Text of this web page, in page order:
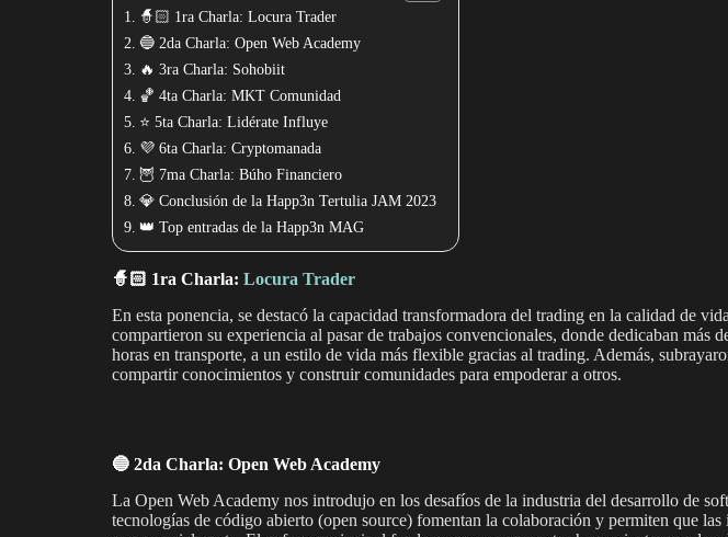
🧙🏻 1ra Charla: Locura Trader
🔵 2da Charla: Open Web Academy
🔥 3ra Charla: Sohobiit
🏀 4ta Charla: MKT Comunidad
⭐️ 5ta Charla: Lidérate Influye
💜 6ta Charla: Cryptomanada
🦉 7ma Charla: Búho Financiero
💎 Conclusión de la Happ3n Tertulia JAM 2023
👑 Top entradas de la Happ3n MAG
🧙🏻 1ra Charla: Locura Trader
En esta ponencia, se destacó la capacidad transformadora del trading en la calidad de
compartieron su experiencia al pasar de trabajos convencionales, donde dedicaban más
horas en transporte, a un estilo de vida más flexible gracias al trading. Además,
compartir conocimientos y construir comunidades para empoderar a otros.
🔵 2da Charla: Open Web Academy
La Open Web Academy nos introdujo en los desafíos de la industria del desarrollo de
tecnologías de código abierto (open source) fomentan la colaboración y permiten que las